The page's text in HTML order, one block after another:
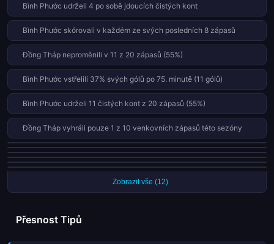
Bình Phước udrželi 4 po sobě jdoucích čistých kont
Bình Phước skórovali v každém ze svých posledních 8 zápasů
Đồng Tháp neproměnili v 11 z 20 zápasů (55%)
Bình Phước vstřelili 37% svých gólů po 75. minutě (11 gólů)
Bình Phước udrželi 11 čistých kont z 20 zápasů (55%)
Đồng Tháp vyhráli pouze 1 z 10 venkovních zápasů této sezóny
Đồng Tháp prohráli 5 z 10 domácích zápasů (50%)
Obě mužstva skórovala jen v 1 z posledních 8 zápasů týmu Bình Phước
(13%)
Bình Phước inkasují jen 0.65 gólů na zápas (13 z 20)
Đồng Tháp vstřelili 27% svých gólů v prvních 15 minutách (4 gólů)
Bình Phước vstřelili 67% svých gólů ve druhé půli
Zobrazit vše (12)
Přesnost Tipů